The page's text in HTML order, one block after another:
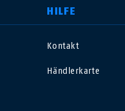
HILFE
Kontakt
Händlerkarte